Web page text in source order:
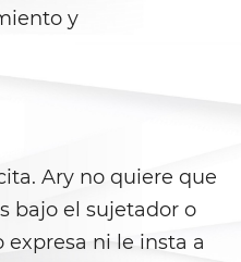
of a Firearm
Justice
Hearings
y
Ary no quiere que
bajo el sujetador o
expresa ni le insta a